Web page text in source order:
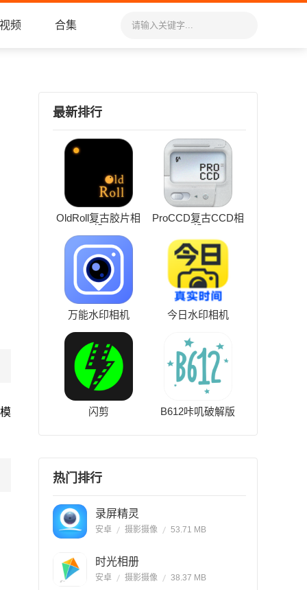
视频 合集
最新排行
OldRoll复古胶片相
机
ProCCD复古CCD相
机
万能水印相机 今日水印相机
闪剪 B612咔叽破解版
热门排行
录屏精灵
安卓 摄影摄像 53.71 MB
时光相册
安卓 摄影摄像 38.37 MB